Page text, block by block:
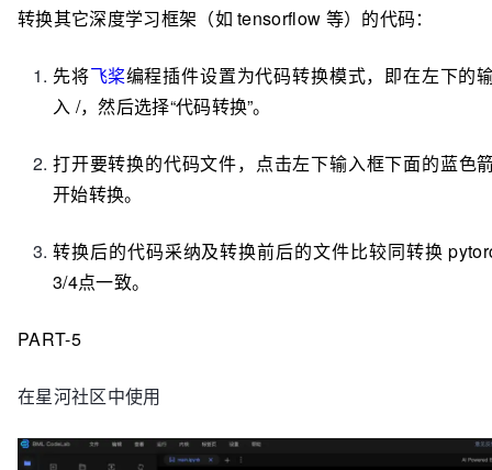
转换其它深度学习框架（如 tensorflow 等）的代码：
先将飞桨编程插件设置为代码转换模式，即在左下的
入 /，然后选择“代码转换”。
打开要转换的代码文件，点击左下输入框下面的蓝色
开始转换。
转换后的代码采纳及转换前后的文件比较同转换
3/4点一致。
PART-5
在星河社区中使用